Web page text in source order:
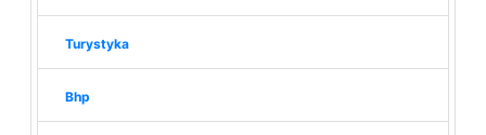
Turystyka
Bhp